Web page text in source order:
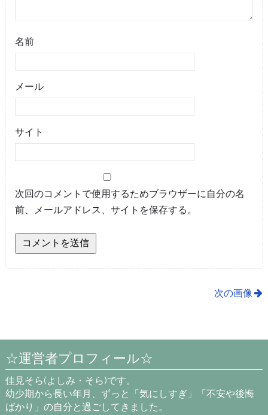
名前
メール
サイト
次回のコメントで使用するためブラウザーに自分の名
前、メールアドレス、サイトを保存する。
次の画像
☆運営者プロフィール☆
佳見そら(よしみ・そら)です。
幼少期から長い年月、ずっと「気にしすぎ」「不安や後悔
ばかり」の自分と過ごしてきました。